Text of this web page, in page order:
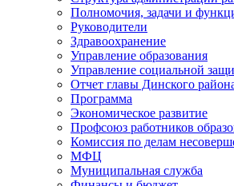
Полномочия, задачи и
Руководители
Здравоохранение
Управление образования
Управление социальной
Отчет главы Динского
Программа
Экономическое развитие
Профсоюз работников
Комиссия по делам
МФЦ
Муниципальная служба